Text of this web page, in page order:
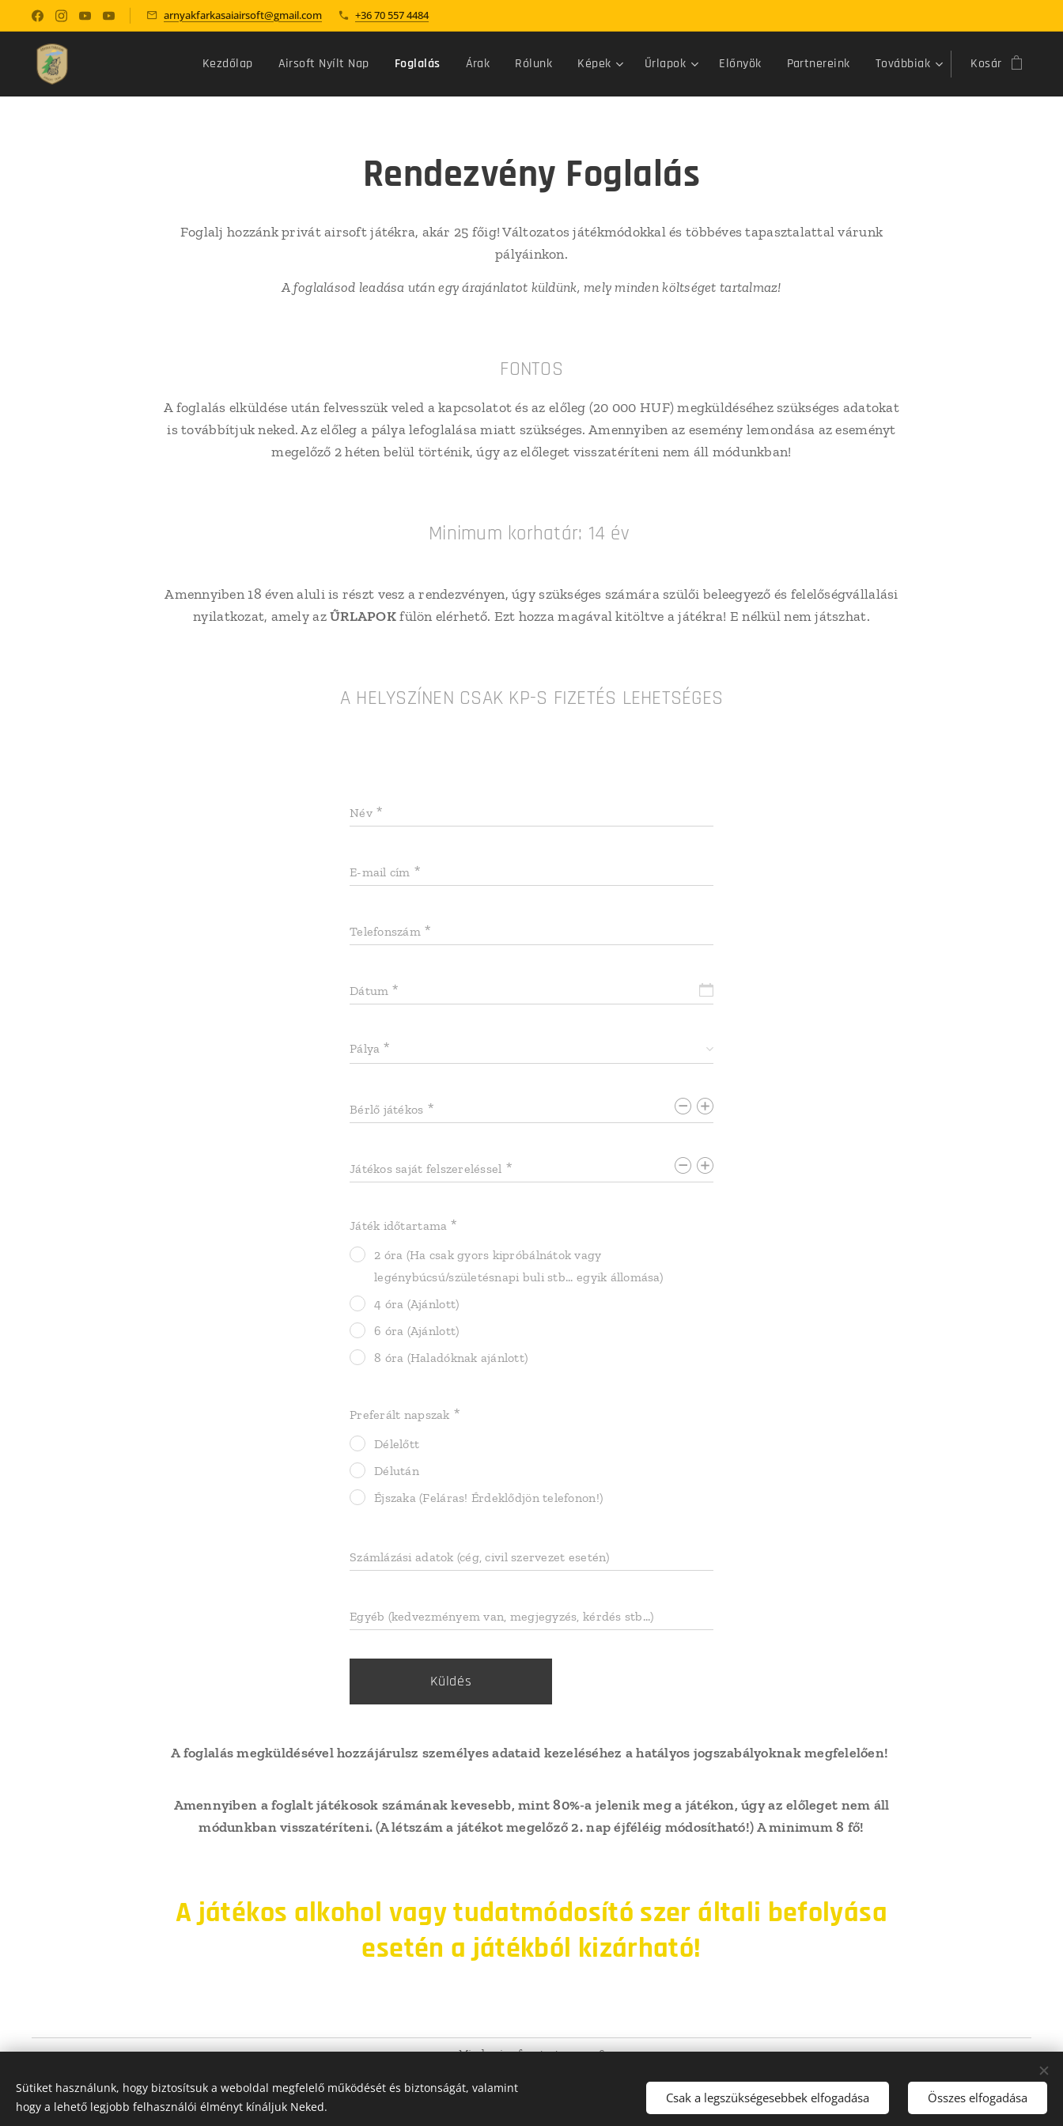
arnyakfarkasaiairsoft@gmail.com +36 70 557 4484
Kezdőlap Airsoft Nyílt Nap Foglalás Árak Rólunk Képek Űrlapok Előnyök Partnereink Továbbiak Kosár
Rendezvény Foglalás
Foglalj hozzánk privát airsoft játékra, akár 25 főig! Változatos játékmódokkal és többéves tapasztalattal várunk
pályáinkon.
A foglalásod leadása után egy árajánlatot küldünk, mely minden költséget tartalmaz!
⬇️FONTOS⬇️
A foglalás elküldése után felvesszük veled a kapcsolatot és az előleg (20 000 HUF) megküldéséhez szükséges adatokat
is továbbítjuk neked. Az előleg a pálya lefoglalása miatt szükséges. Amennyiben az esemény lemondása az eseményt
megelőző 2 héten belül történik, úgy az előleget visszatéríteni nem áll módunkban!
Minimum korhatár: 14 év
Amennyiben 18 éven aluli is részt vesz a rendezvényen, úgy szükséges számára szülői beleegyező és felelőségvállalási
nyilatkozat, amely azŰRLAPOKfülön elérhető. Ezt hozza magával kitöltve a játékra! E nélkül nem játszhat.
A HELYSZÍNEN CSAK KP-S FIZETÉS LEHETSÉGES
Név
E-mail cím
Telefonszám
Dátum
Pálya
Bérlő játékos
Játékos saját felszereléssel
Játék időtartama
2 óra (Ha csak gyors kipróbálnátok vagy
legénybúcsú/születésnapi buli stb... egyik állomása)
4 óra (Ajánlott)
6 óra (Ajánlott)
8 óra (Haladóknak ajánlott)
Preferált napszak
Délelőtt
Délután
Éjszaka (Feláras! Érdeklődjön telefonon!)
Számlázási adatok (cég, civil szervezet esetén)
Egyéb (kedvezményem van, megjegyzés, kérdés stb...)
Küldés
A foglalás megküldésével hozzájárulsz személyes adataid kezeléséhez a hatályos jogszabályoknak megfelelően!
Amennyiben a foglalt játékosok számának kevesebb, mint 80%-a jelenik meg a játékon, úgy az előleget nem áll
módunkban visszatéríteni. (A létszám a játékot megelőző 2. nap éjféléig módosítható!) A minimum 8 fő!
A játékos alkohol vagy tudatmódosító szer általi befolyása
esetén a játékból kizárható!
Minden jog fenntartva - 2026
Árnyak Farkasai Airsoft Team (szakosztály)
Sütiket használunk, hogy biztosítsuk a weboldal megfelelő működését és biztonságát, valamint
hogy a lehető legjobb felhasználói élményt kínáljuk Neked.
Csak a legszükségesebbek elfogadása Összes elfogadása